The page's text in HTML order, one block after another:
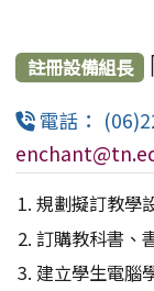
註冊設備組長
電話：
規劃擬訂教學
訂購教科書、
建立學生電腦